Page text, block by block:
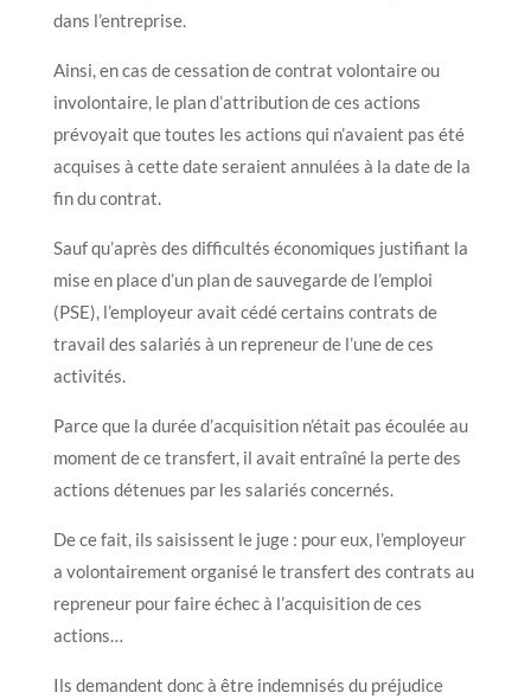
dans l’entreprise.
Ainsi, en cas de cessation de contrat volontaire ou
involontaire, le plan d’attribution de ces actions
prévoyait que toutes les actions qui n’avaient pas été
acquises à cette date seraient annulées à la date de la
fin du contrat.
Sauf qu’après des difficultés économiques justifiant la
mise en place d’un plan de sauvegarde de l’emploi
(PSE), l’employeur avait cédé certains contrats de
travail des salariés à un repreneur de l’une de ces
activités.
Parce que la durée d’acquisition n’était pas écoulée au
moment de ce transfert, il avait entraîné la perte des
actions détenues par les salariés concernés.
De ce fait, ils saisissent le juge : pour eux, l’employeur
a volontairement organisé le transfert des contrats au
repreneur pour faire échec à l’acquisition de ces
actions…
Ils demandent donc à être indemnisés du préjudice